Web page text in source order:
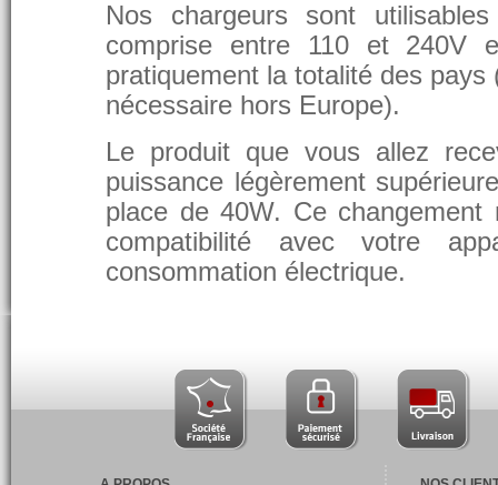
Nos chargeurs sont
comprise entre 110 et 240V
pratiquement la totalité des
nécessaire hors Europe).
Le produit que vous allez
puissance légèrement
place de 40W. Ce
compatibilité avec votre
consommation électrique.